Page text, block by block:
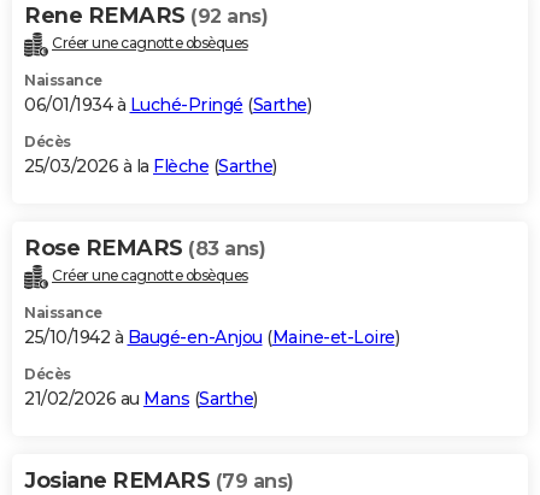
Carte de Noël
Carte Bonne année
Carte Saint-Valentin
Carte Pâques
Carte d'anniversaire
DICTIONNAIRE
Dictionnaire
Biographies
Citations
Expressions
Proverbes
PROGRAMME TV
S'inscrire
Se connecter
Lycées
Collèges
Primaires
Universités
Entreprises
Service militaire
Avis de recherche
AVIS DE DÉCÈS
Bricolage
Lifestyle
Culture
Sport
Auto
Television
Voyage
Cinema
Rene REMARS (92 ans)
Créer une cagnotte obsèques
Naissance
06/01/1934 à Luché-Pringé (Sarthe)
Décès
25/03/2026 à la Flèche (Sarthe)
Rose REMARS (83 ans)
Créer une cagnotte obsèques
Naissance
25/10/1942 à Baugé-en-Anjou (Maine-et-Loire)
Décès
21/02/2026 au Mans (Sarthe)
Josiane REMARS (79 ans)